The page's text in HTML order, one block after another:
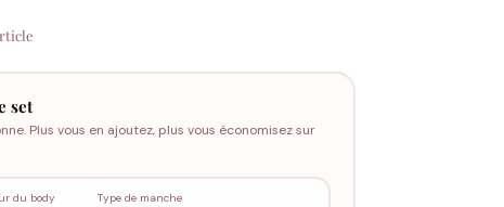
set
Plus vous en ajoutez, plus vous économisez sur
du body Type de manche